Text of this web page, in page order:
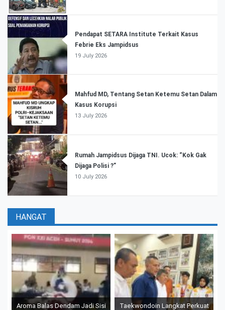
Pendapat SETARA Institute Terkait Kasus
Febrie Eks Jampidsus
19 July 2026
Mahfud MD, Tentang Setan Ketemu Setan Dalam
Kasus Korupsi
13 July 2026
Rumah Jampidsus Dijaga TNI. Ucok: “Kok Gak
Dijaga Polisi ?”
10 July 2026
HANGAT
Aroma Balas Dendam Jadi Sisi
Taekwondoin Langkat Perkuat